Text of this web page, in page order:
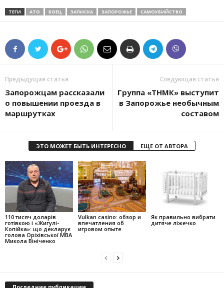
ТЕГИ АТО БОЕЦ ЗАПИСКА ЗАПОРОЖЬЕ САМОУБИЙСТВО
Предыдущая статья
Запорожцам рассказали
о повышении проезда в
маршрутках
Следующая статья
Группа «ТНМК» выступит
в Запорожье необычным
составом
ЭТО МОЖЕТ БЫТЬ ИНТЕРЕСНО ЕЩЕ ОТ АВТОРА
110 тисяч доларів
готівкою і «Жигулі-
Копійка»: що декларує
голова Оріхівської МВА
Микола Вініченко
Vulkan casino: обзор и
впечатления об
игровом опыте
Як правильно вибрати
дитяче ліжечко